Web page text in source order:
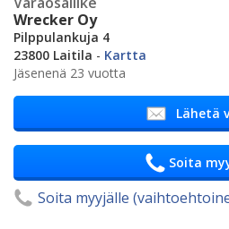
Wrecker Oy
Pilppulankuja 4
23800 Laitila - Kartta
Jäsenenä 23 vuotta
Lähetä
Soita
Soita myyjälle